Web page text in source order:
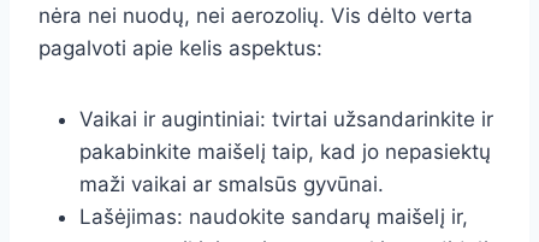
nėra nei nuodų, nei aerozolių. Vis dėlto verta
pagalvoti apie kelis aspektus:
Vaikai ir augintiniai: tvirtai užsandarinkite ir
pakabinkite maišelį taip, kad jo nepasiektų
maži vaikai ar smalsūs gyvūnai.
Lašėjimas: naudokite sandarų maišelį ir,